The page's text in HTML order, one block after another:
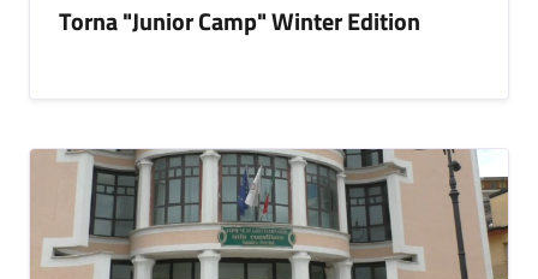
Torna "Junior Camp" Winter Edition